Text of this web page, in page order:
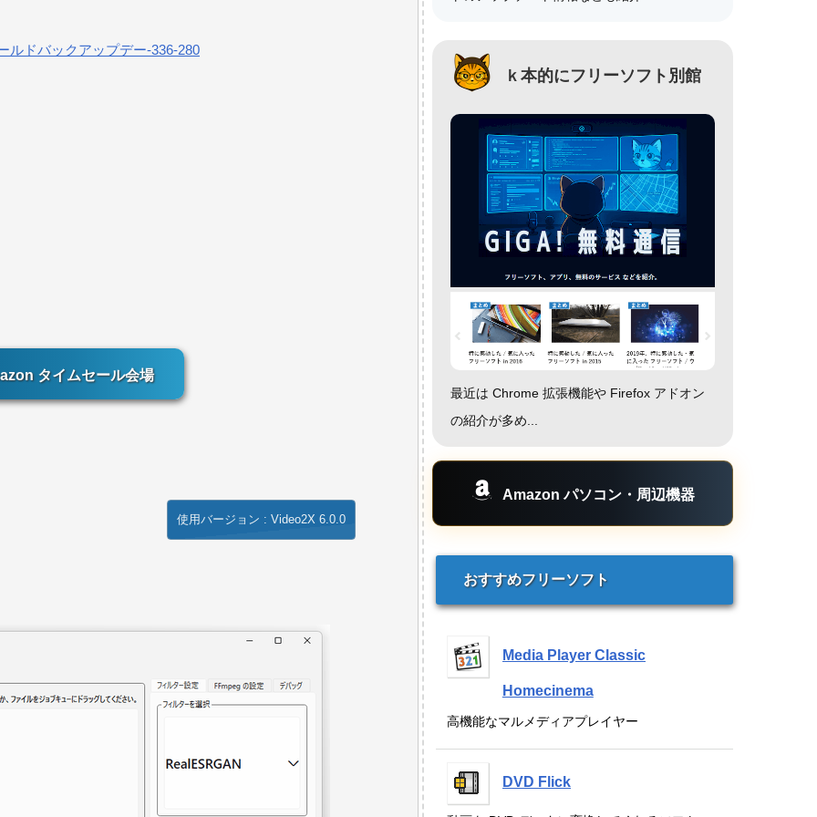
タイムセール会場
使用バージョン : Video2X 6.0.0
ｋ本的にフリーソフト別館
最近は Chrome 拡張機能や Firefox アドオン
の紹介が多め...
Amazon パソコン・周辺機器
おすすめフリーソフト
Media Player Classic
Homecinema
高機能なマルメディアプレイヤー
DVD Flick